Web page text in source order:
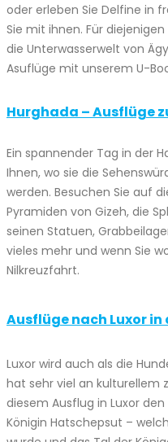
oder erleben Sie Delfine in
Sie mit ihnen. Für
die Unterwasserwelt von
Asuflüge mit unserem U-
Hurghada – Ausflüge
Ein spannender Tag in der
Ihnen, wo sie die
werden. Besuchen Sie auf
Pyramiden von Gizeh, die
seinen Statuen,
vieles mehr und wenn Sie
Nilkreuzfahrt.
Ausflüge nach Luxor in
Luxor wird auch als die
hat sehr viel an kulturellem
diesem Ausflug in Luxor
Königin Hatschepsut –